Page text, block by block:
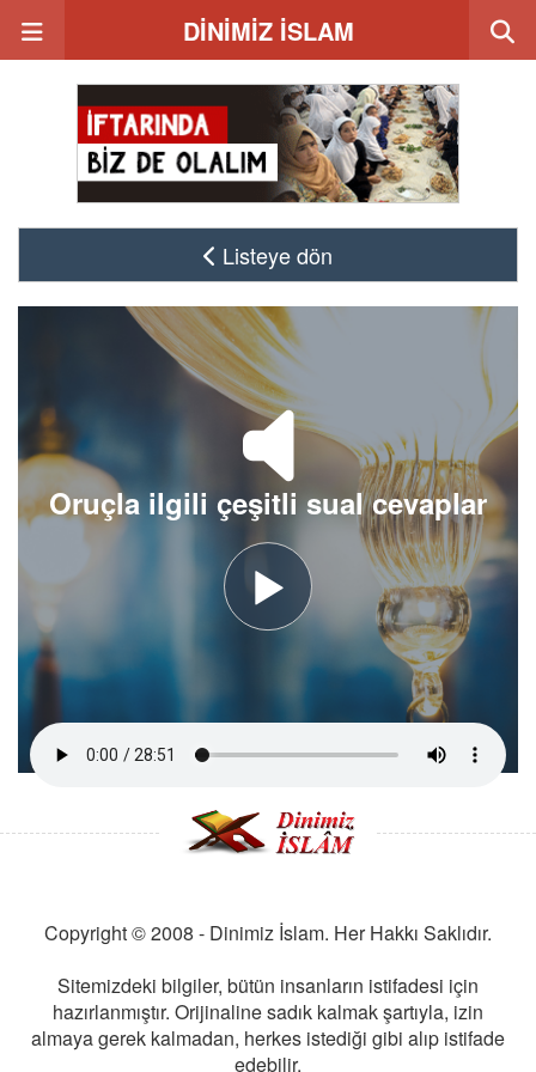
DİNİMİZ İSLAM
Listeye dön
Oruçla ilgili çeşitli sual cevaplar
Copyright © 2008 - Dinimiz İslam. Her Hakkı Saklıdır.
Sitemizdeki bilgiler, bütün insanların istifadesi için
hazırlanmıştır. Orijinaline sadık kalmak şartıyla, izin
almaya gerek kalmadan, herkes istediği gibi alıp istifade
edebilir.